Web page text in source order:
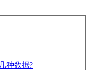
种数据?